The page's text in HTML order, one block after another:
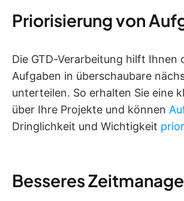
Priorisierung von
Die GTD-Verarbeitung hilft Ihnen
Aufgaben in überschaubare
unterteilen. So erhalten Sie eine
über Ihre Projekte und können
Dringlichkeit und Wichtigkeit
Besseres